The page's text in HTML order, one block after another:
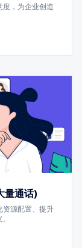
度，为企业创造
量通话)
资源配置、提升